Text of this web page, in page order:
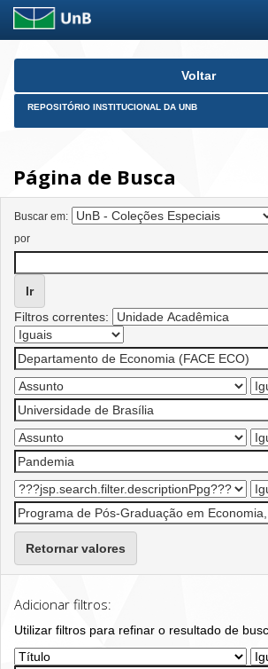
Skip
Voltar
REPOSITÓRIO INSTITUCIONAL DA UNB
Página de Busca
Buscar em:
por
Filtros correntes:
Retornar valores
Adicionar filtros:
Utilizar filtros para refinar o resultado de